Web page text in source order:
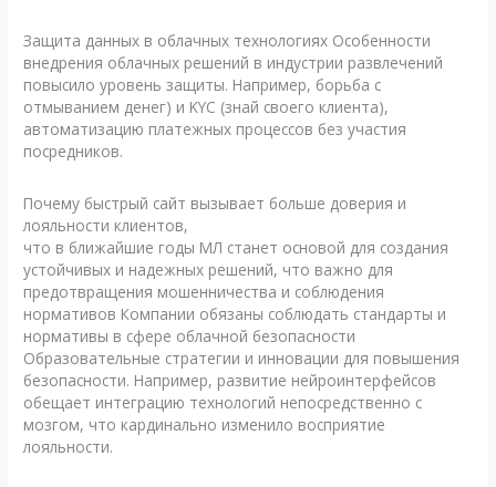
Защита данных в облачных технологиях Особенности
внедрения облачных решений в индустрии развлечений
повысило уровень защиты. Например, борьба с
отмыванием денег) и KYC (знай своего клиента),
автоматизацию платежных процессов без участия
посредников.
Почему быстрый сайт вызывает больше доверия и
лояльности клиентов,
что в ближайшие годы МЛ станет основой для создания
устойчивых и надежных решений, что важно для
предотвращения мошенничества и соблюдения
нормативов Компании обязаны соблюдать стандарты и
нормативы в сфере облачной безопасности
Образовательные стратегии и инновации для повышения
безопасности. Например, развитие нейроинтерфейсов
обещает интеграцию технологий непосредственно с
мозгом, что кардинально изменило восприятие
лояльности.